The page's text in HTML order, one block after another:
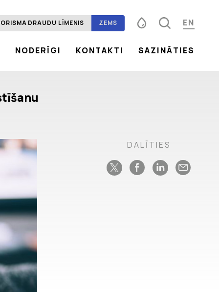
DRAUDU LĪMENIS ZEMS
Fonta izmērs
EN
NODERĪGI KONTAKTI SAZINĀTIES
DALĪTIES